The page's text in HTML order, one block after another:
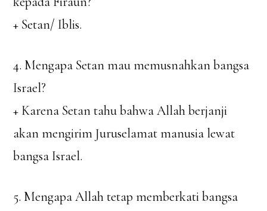
+ Setan/ Iblis.
4. Mengapa Setan mau memusnahkan bangsa
Israel?
+ Karena Setan tahu bahwa Allah berjanji
akan mengirim Juruselamat manusia lewat
bangsa Israel.
5. Mengapa Allah tetap memberkati bangsa